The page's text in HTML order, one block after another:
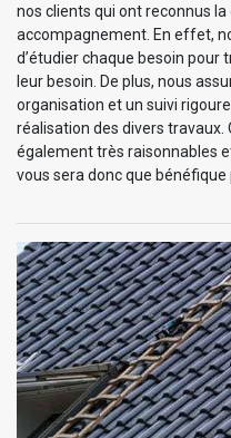
nos clients qui ont reconnus
accompagnement. En effet,
d’étudier chaque besoin pour
leur besoin. De plus, nous
organisation et un suivi
réalisation des divers
également très raisonnables
vous sera donc que